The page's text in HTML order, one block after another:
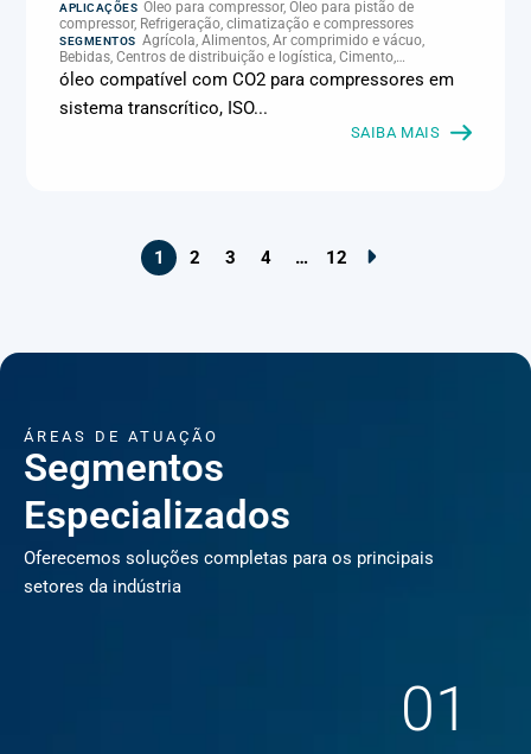
APLICAÇÕES Óleo para compressor, Óleo para pistão de
compressor, Refrigeração, climatização e compressores
SEGMENTOS Agrícola, Alimentos, Ar comprimido e vácuo,
Bebidas, Centros de distribuição e logística, Cimento,
Climatização e HVAC, Data center, Eletroeletrônica, Embalagens
e latas, Energia (geração), Eólico, Farmacêutica e cosmética,
Frigoríficos e abate, Laticínios, Madeira e móveis,
Metalmecânica, Metalurgia e fundição, Mineração, MRO e
manutenção industrial, Naval e portuário, Panificação, Papel e
óleo compatível com CO2 para compressores em
sistema transcrítico, ISO...
SAIBA MAIS
1 2 3 4 … 12
ÁREAS DE ATUAÇÃO
Segmentos
Especializados
Oferecemos soluções completas para os principais
setores da indústria
01